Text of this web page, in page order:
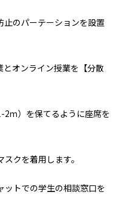
止のパーテーションを設置
とオンライン授業を【分散
2ｍ）を保てるように座席を
クを着用します。
ットでの学生の相談窓口を